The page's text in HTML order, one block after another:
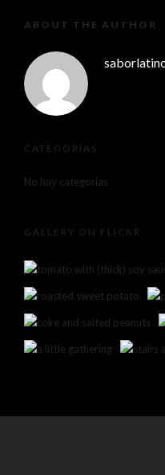
ABOUT THE AUTHOR
CATEGORÍAS
No hay categorías
GALLERY ON FLICKR